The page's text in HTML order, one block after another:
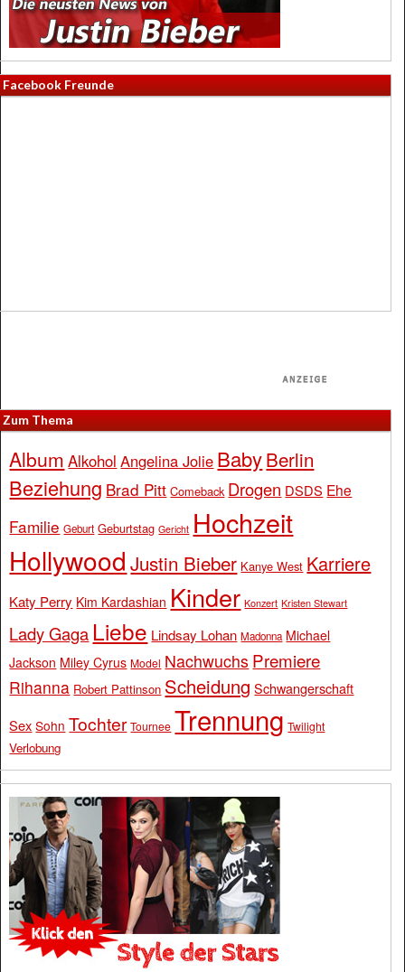
Facebook Freunde
Zum Thema
Album Alkohol Angelina Jolie BabyBerlin
Beziehung Brad Pitt Comeback Drogen DSDS Ehe
Familie Geburt Geburtstag Gericht Hochzeit
Hollywood Justin Bieber Kanye West Karriere
Katy Perry Kim Kardashian Kinder Konzert Kristen Stewart
Lady Gaga Liebe Lindsay Lohan Madonna Michael
Jackson Miley Cyrus Model Nachwuchs Premiere
Rihanna Robert Pattinson Scheidung Schwangerschaft
Sex Sohn Tochter Tournee Trennung Twilight
Verlobung